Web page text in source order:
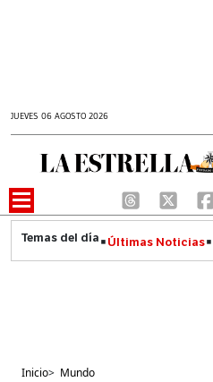
JUEVES 06 AGOSTO 2026
Últimas Noticias
Inicio> Mundo